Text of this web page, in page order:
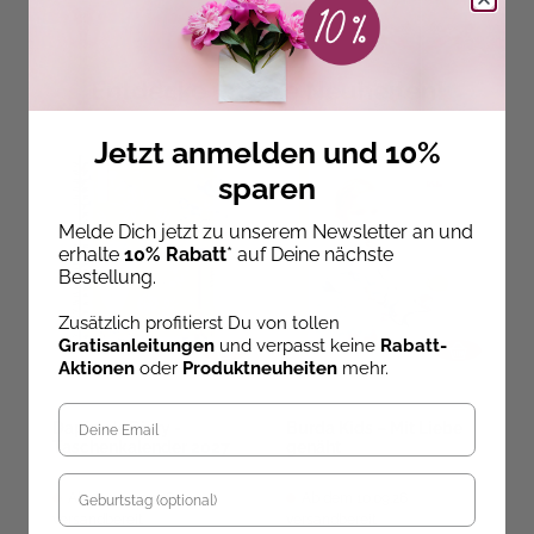
Entdecke unsere Neuheiten!
Daphne's Diary -
Taschenkalender 2027
Ab dem 10.09.26
versandbereit
Jetzt anmelden und 10%
sparen
Melde Dich jetzt zu unserem Newsletter an und
erhalte 10% Rabatt* auf Deine nächste
Bestellung.
Zusätzlich profitierst Du von tollen
Gratisanleitungen und verpasst keine Rabatt-
Aktionen oder Produktneuheiten mehr.
Geburtstag